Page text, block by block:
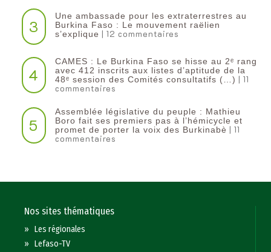
3
Une ambassade pour les extraterrestres au
Burkina Faso : Le mouvement raëlien
s’explique | 12 commentaires
4
CAMES : Le Burkina Faso se hisse au 2ᵉ rang
avec 412 inscrits aux listes d’aptitude de la
48ᵉ session des Comités consultatifs (…) | 11
commentaires
5
Assemblée législative du peuple : Mathieu
Boro fait ses premiers pas à l’hémicycle et
promet de porter la voix des Burkinabè | 11
commentaires
Nos sites thématiques
»Les régionales
»Lefaso-TV